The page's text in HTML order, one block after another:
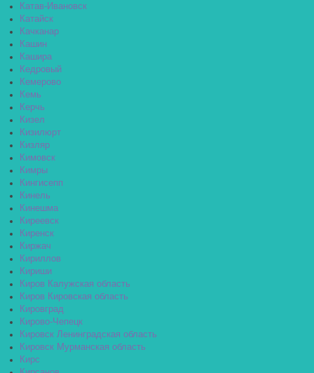
Катав-Ивановск
Катайск
Качканар
Кашин
Кашира
Кедровый
Кемерово
Кемь
Керчь
Кизел
Кизилюрт
Кизляр
Кимовск
Кимры
Кингисепп
Кинель
Кинешма
Киреевск
Киренск
Киржач
Кириллов
Кириши
Киров Калужская область
Киров Кировская область
Кировград
Кирово-Чепецк
Кировск Ленинградская область
Кировск Мурманская область
Кирс